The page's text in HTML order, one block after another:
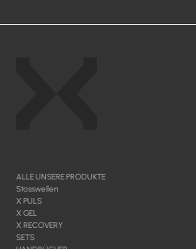
ALLE UNSERE PRODUKTE
Stosswellen
X PULS
X GEL
X RECOVERY
SETS